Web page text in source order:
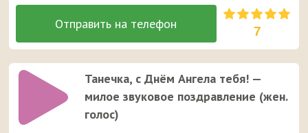
7
Танечка, с Днём Ангела тебя! —
милое звуковое поздравление (жен.
голос)